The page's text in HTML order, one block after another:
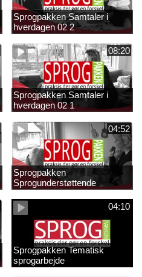
Sprogpakken Samtaler i
hverdagen 02 2
08:20
Sprogpakken Samtaler i
hverdagen 02 1
04:52
Sprogpakken
Sprogunderstøttende
strategier 01 2
04:10
Sprogpakken Tematisk
sprogarbejde